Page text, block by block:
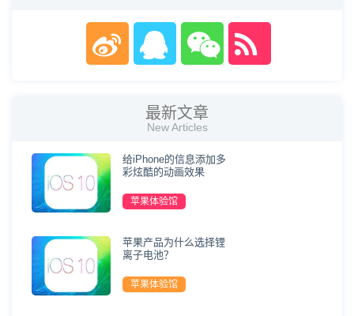
最新文章
New Articles
给iPhone的信息添加多
彩炫酷的动画效果
苹果体验馆
苹果产品为什么选择锂
离子电池？
苹果体验馆